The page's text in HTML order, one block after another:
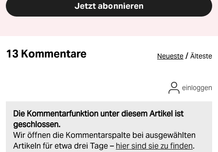
Jetzt abonnieren
13 Kommentare Neueste / Älteste
Die Kommentarfunktion unter diesem Artikel ist
geschlossen.
Wir öffnen die Kommentarspalte bei ausgewählten
Artikeln für etwa drei Tage – hier sind sie zu finden.
einloggen